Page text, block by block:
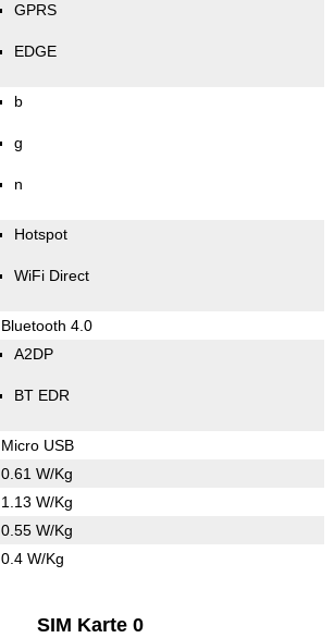
GPRS
EDGE
b
g
n
Hotspot
WiFi Direct
Bluetooth 4.0
A2DP
BT EDR
Micro USB
0.61 W/Kg
1.13 W/Kg
0.55 W/Kg
0.4 W/Kg
SIM Karte 0